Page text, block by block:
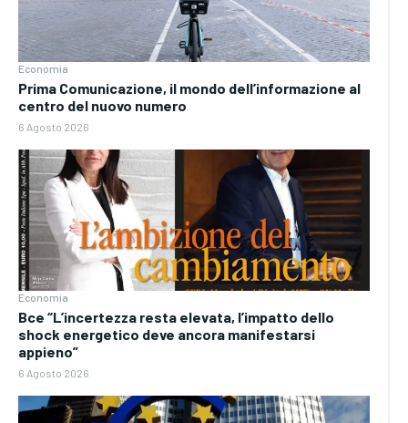
Economia
Prima Comunicazione, il mondo dell’informazione al
centro del nuovo numero
6 Agosto 2026
Economia
Bce “L’incertezza resta elevata, l’impatto dello
shock energetico deve ancora manifestarsi
appieno”
6 Agosto 2026